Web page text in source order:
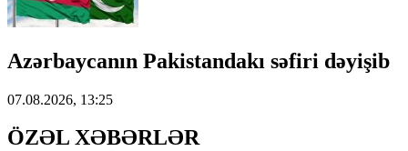
Azərbaycanın Pakistandakı səfiri dəyişib
07.08.2026, 13:25
ÖZƏL XƏBƏRLƏR